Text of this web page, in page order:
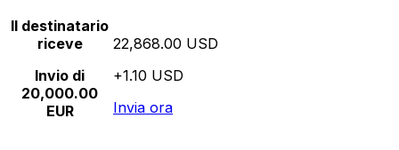
Il destinatario
riceve
Invio di
20,000.00
EUR
22,868.00 USD
+1.10 USD
Invia ora